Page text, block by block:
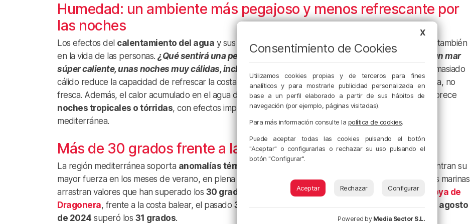
Humedad: un ambiente más pegajoso y menos refrescante por
las noches
Los efectos del calentamiento del agua y sus consecuencias en la humedad y la salinidad impactan también
en la vida de las personas. ¿Qué sentirá una persona que va al Mediterráneo y se encuentra con un mar
súper caliente, unas noches muy cálidas, incluso pegajosas?
apunta a que un mar demasiado
cálido reduce la capacidad de refrescar la costa porque labrisa marinallega más húmeda y templada, no
fresca. Además, el calor acumulado en el agua dificulta que bajen las temperaturas por la noche y favorece
noches tropicales o tórridas, con efectos importantes sobre la salud y la mortalidad en la región
mediterránea.
Más de 30 grados frente a la costa balear
La región mediterránea soporta anomalías térmicas cálidas
cada vez más persistentes, que encuentran su
mayor fuerza en los meses de verano, en plena temporada turística. Los registros de las temperaturas marinas
arrastran valores que han superado los 30 grados de máxima en puntos concretos del mar. Así, la
Boya de
Dragonera, frente a la costa balear, el pasado 30 de mayocifró su mercurio en los26,2 ºC, pero en agosto
de 2024 superó los 31 grados.
X
Consentimiento de Cookies
Utilizamos cookies propias y de terceros para fines
analíticos y para mostrarle publicidad personalizada en
base a un perfil elaborado a partir de sus hábitos de
navegación (por ejemplo, páginas visitadas).
Para más información consulte la política de cookies.
Puede aceptar todas las cookies pulsando el botón
"Aceptar" o configurarlas o rechazar su uso pulsando el
botón "Configurar".
Aceptar Rechazar Configurar
Powered by Media Sector S.L.